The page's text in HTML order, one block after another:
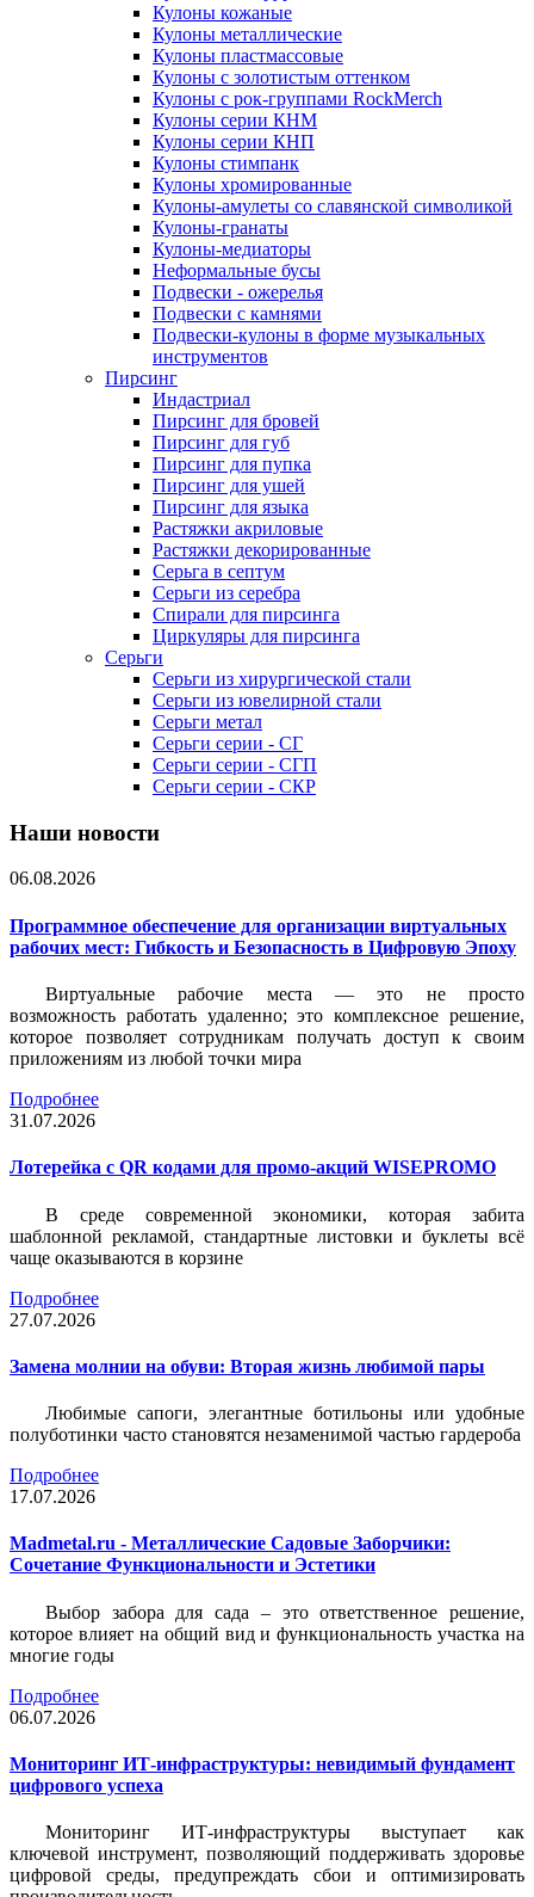
Кулоны кожаные
Кулоны металлические
Кулоны пластмассовые
Кулоны с золотистым оттенком
Кулоны с рок-группами RockMerch
Кулоны серии КНМ
Кулоны серии КНП
Кулоны стимпанк
Кулоны хромированные
Кулоны-амулеты со славянской символикой
Кулоны-гранаты
Кулоны-медиаторы
Неформальные бусы
Подвески - ожерелья
Подвески с камнями
Подвески-кулоны в форме музыкальных
инструментов
Пирсинг
Индастриал
Пирсинг для бровей
Пирсинг для губ
Пирсинг для пупка
Пирсинг для ушей
Пирсинг для языка
Растяжки акриловые
Растяжки декорированные
Серьга в септум
Серьги из серебра
Спирали для пирсинга
Циркуляры для пирсинга
Серьги
Серьги из хирургической стали
Серьги из ювелирной стали
Серьги метал
Серьги серии - СГ
Серьги серии - СГП
Серьги серии - СКР
Наши новости
06.08.2026
Программное обеспечение для организации виртуальных
рабочих мест: Гибкость и Безопасность в Цифровую Эпоху
Виртуальные рабочие места — это не просто
возможность работать удаленно; это комплексное решение,
которое позволяет сотрудникам получать доступ к своим
приложениям из любой точки мира
Подробнее
31.07.2026
Лотерейка c QR кодами для промо-акций WISEPROMO
В среде современной экономики, которая забита
шаблонной рекламой, стандартные листовки и буклеты всё
чаще оказываются в корзине
Подробнее
27.07.2026
Замена молнии на обуви: Вторая жизнь любимой пары
Любимые сапоги, элегантные ботильоны или удобные
полуботинки часто становятся незаменимой частью гардероба
Подробнее
17.07.2026
Madmetal.ru - Металлические Садовые Заборчики:
Сочетание Функциональности и Эстетики
Выбор забора для сада – это ответственное решение,
которое влияет на общий вид и функциональность участка на
многие годы
Подробнее
06.07.2026
Мониторинг ИТ-инфраструктуры: невидимый фундамент
цифрового успеха
Мониторинг ИТ-инфраструктуры выступает как
ключевой инструмент, позволяющий поддерживать здоровье
цифровой среды, предупреждать сбои и оптимизировать